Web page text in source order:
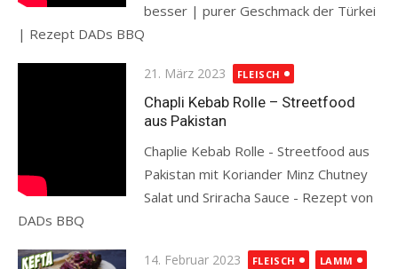
besser | purer Geschmack der Türkei
| Rezept DADs BBQ
Posted
on
21. März 2023 FLEISCH
Chapli Kebab Rolle – Streetfood
aus Pakistan
Chaplie Kebab Rolle - Streetfood aus
Pakistan mit Koriander Minz Chutney
Salat und Sriracha Sauce - Rezept von
DADs BBQ
Posted
14. Februar 2023 FLEISCH
LAMM